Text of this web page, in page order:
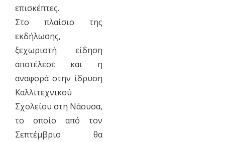
επισκέπτες.
Στο πλαίσιο της
εκδήλωσης,
ξεχωριστή είδηση
αποτέλεσε και η
αναφορά στην ίδρυση
Καλλιτεχνικού
Σχολείου στη Νάουσα,
το οποίο από τον
Σεπτέμβριο θα